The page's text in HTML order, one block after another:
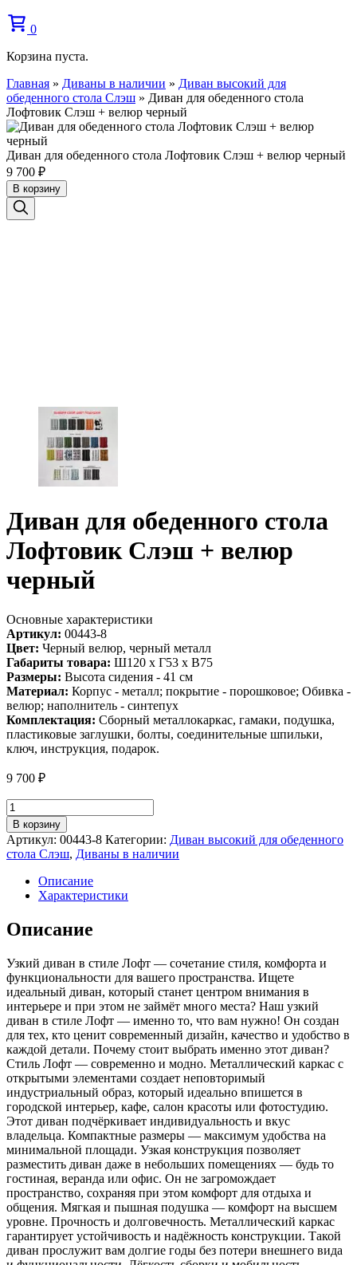
0
Корзина пуста.
Главная » Диваны в наличии » Диван высокий для
обеденного стола Слэш » Диван для обеденного стола
Лофтовик Слэш + велюр черный
Диван для обеденного стола Лофтовик Слэш + велюр черный
9 700 ₽
В корзину
Диван для обеденного стола
Лофтовик Слэш + велюр
черный
Основные характеристики
Артикул: 00443-8
Цвет: Черный велюр, черный металл
Габариты товара: Ш120 х Г53 х В75
Размеры: Высота сидения - 41 см
Материал: Корпус - металл; покрытие - порошковое; Обивка -
велюр; наполнитель - синтепух
Комплектация: Сборный металлокаркас, гамаки, подушка,
пластиковые заглушки, болты, соединительные шпильки,
ключ, инструкция, подарок.
9 700 ₽
Количество
товара
Диван
для
обеденного
стола
Лофтовик
+
велюр
В корзину
Артикул: 00443-8 Категории: Диван высокий для обеденного
стола Слэш, Диваны в наличии
Описание
Характеристики
Описание
Узкий диван в стиле Лофт — сочетание стиля, комфорта и
функциональности для вашего пространства. Ищете
идеальный диван, который станет центром внимания в
интерьере и при этом не займёт много места? Наш узкий
диван в стиле Лофт — именно то, что вам нужно! Он создан
для тех, кто ценит современный дизайн, качество и удобство в
каждой детали. Почему стоит выбрать именно этот диван?
Стиль Лофт — современно и модно. Металлический каркас с
открытыми элементами создает неповторимый
индустриальный образ, который идеально впишется в
городской интерьер, кафе, салон красоты или фотостудию.
Этот диван подчёркивает индивидуальность и вкус
владельца. Компактные размеры — максимум удобства на
минимальной площади. Узкая конструкция позволяет
разместить диван даже в небольших помещениях — будь то
гостиная, веранда или офис. Он не загромождает
пространство, сохраняя при этом комфорт для отдыха и
общения. Мягкая и пышная подушка — комфорт на высшем
уровне. Прочность и долговечность. Металлический каркас
гарантирует устойчивость и надёжность конструкции. Такой
диван прослужит вам долгие годы без потери внешнего вида